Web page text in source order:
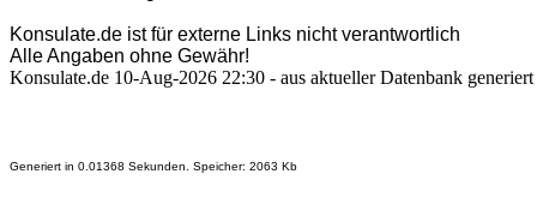
Konsulate.de ist für externe Links nicht verantwortlich
Alle Angaben ohne Gewähr!
Konsulate.de 10-Aug-2026 22:30 - aus aktueller Datenbank generiert
Generiert in 0.01368 Sekunden. Speicher: 2063 Kb